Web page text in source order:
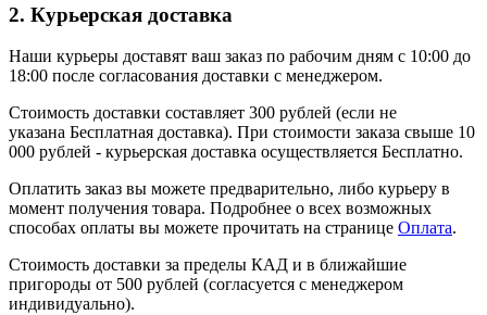
2. Курьерская доставка
Наши курьеры доставят ваш заказ по рабочим дням с 10:00 до
18:00 после согласования доставки с менеджером.
Стоимость доставки составляет 300 рублей (если не
указана Бесплатная доставка). При стоимости заказа свыше 10
000 рублей - курьерская доставка осуществляется Бесплатно.
Оплатить заказ вы можете предварительно, либо курьеру в
момент получения товара. Подробнее о всех возможных
способах оплаты вы можете прочитать на странице Оплата.
Стоимость доставки за пределы КАД и в ближайшие
пригороды от 500 рублей (согласуется с менеджером
индивидуально).